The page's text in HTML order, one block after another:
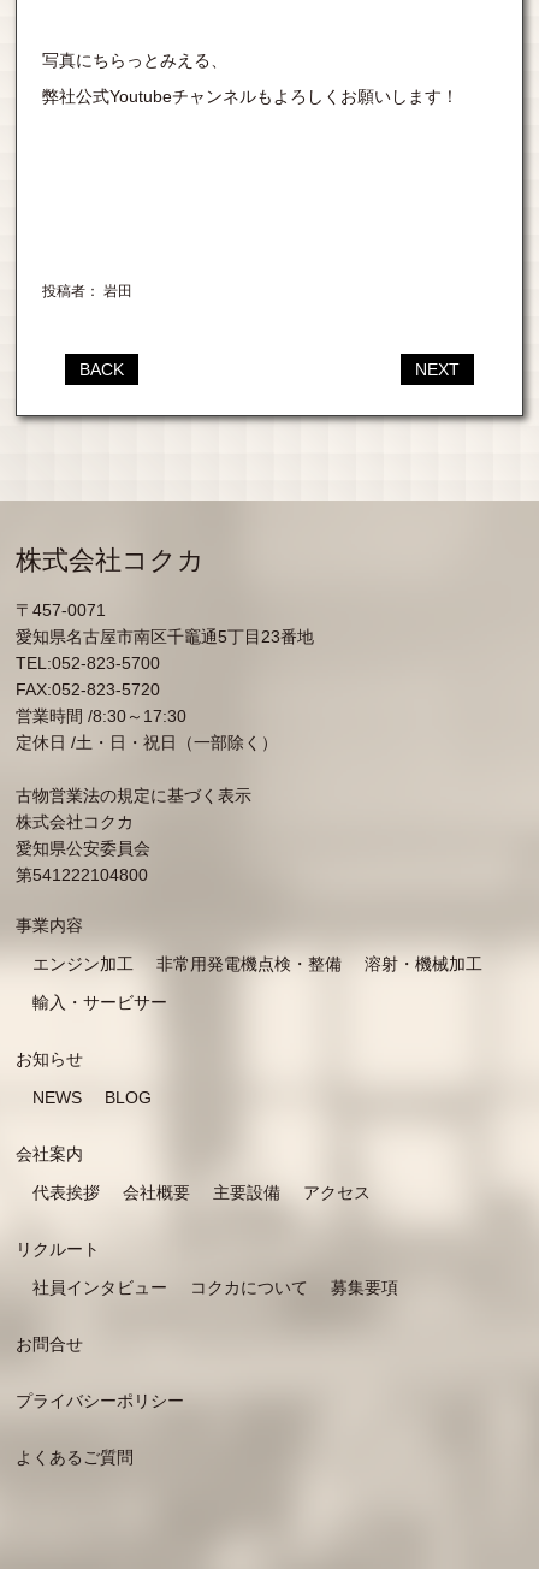
写真にちらっとみえる、
弊社公式Youtubeチャンネルもよろしくお願いします！
投稿者： 岩田
BACK NEXT
株式会社コクカ
〒457-0071
愛知県名古屋市南区千竈通5丁目23番地
TEL:052-823-5700
FAX:052-823-5720
営業時間 /8:30～17:30
定休日 /土・日・祝日（一部除く）
古物営業法の規定に基づく表示
株式会社コクカ
愛知県公安委員会
第541222104800
事業内容
エンジン加工
非常用発電機点検・整備
溶射・機械加工
輸入・サービサー
お知らせ
NEWS
BLOG
会社案内
代表挨拶
会社概要 主要設備 アクセス
リクルート
社員インタビュー
コクカについて 募集要項
お問合せ
プライバシーポリシー
よくあるご質問